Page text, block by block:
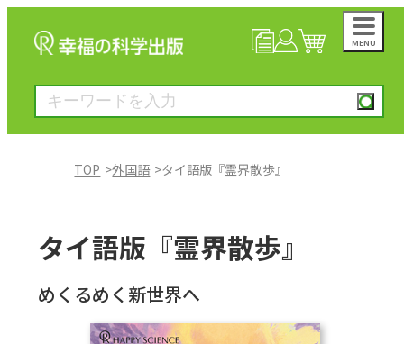
MENU
絵本
TOP 外国語 タイ語版『霊界散歩』
タイ語版『霊界散歩』
めくるめく新世界へ